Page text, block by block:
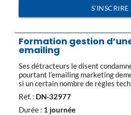
S'INSCRIRE
Formation gestion
emailing
Ses détracteurs le disent
pourtant l’emailing marketing
si un certain nombre de règles
déontologiques sont bien
effet aujourd’hui l’un des piliers
pour à la fois conquérir de
Réf. : DN-32977
Durée : 1 journée